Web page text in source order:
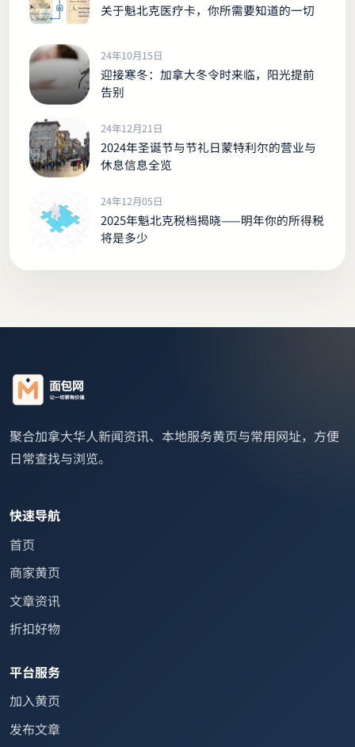
关于魁北克医疗卡，你所需要知道的一切
24年10月15日
迎接寒冬：加拿大冬令时来临，阳光提前
告别
24年12月21日
2024年圣诞节与节礼日蒙特利尔的营业与
休息信息全览
24年12月05日
2025年魁北克税档揭晓——明年你的所得税
将是多少
聚合加拿大华人新闻资讯、本地服务黄页与常用网址，方便
日常查找与浏览。
快速导航
首页
商家黄页
文章资讯
折扣好物
平台服务
加入黄页
发布文章